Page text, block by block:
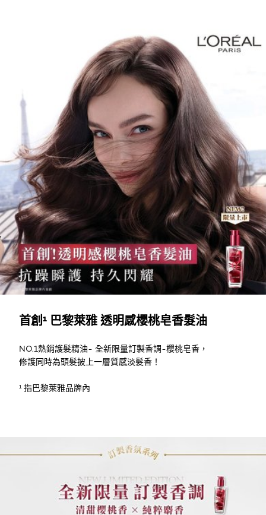
首創¹ 巴黎萊雅 透明感櫻桃皂香髮油
NO.1熱銷護髮精油- 全新限量訂製香調-櫻桃皂香，
修護同時為頭髮披上一層質感淡髮香！
¹ 指巴黎萊雅品牌內